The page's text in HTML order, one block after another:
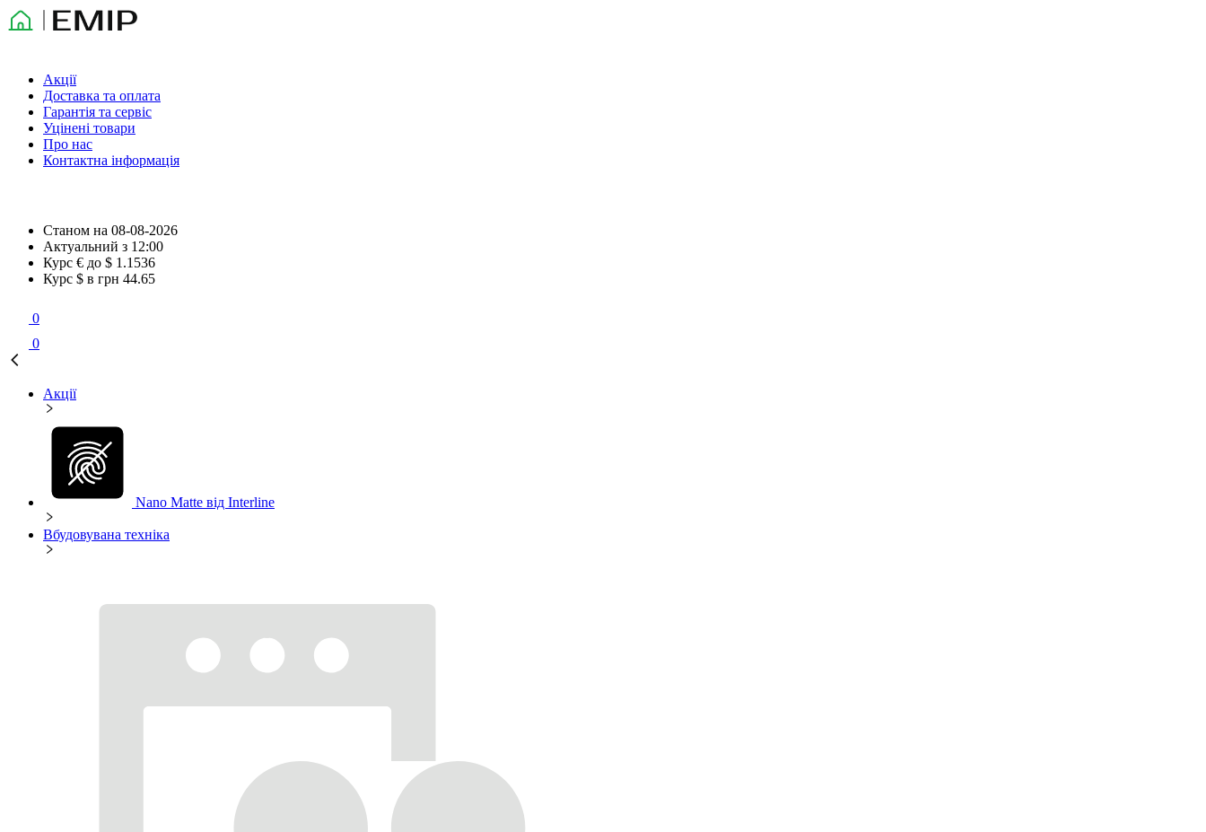
Акції
Доставка та оплата
Гарантія та сервіс
Уцінені товари
Про нас
Контактна інформація
Станом на 08-08-2026
Актуальний з 12:00
Курс € до $ 1.1536
Курс $ в грн 44.65
0
0
Акції
Nano Matte від Interline
Вбудовувана техніка